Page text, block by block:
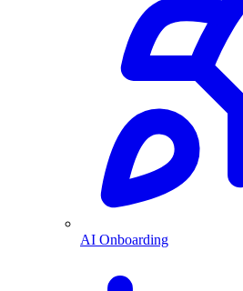
AI Onboarding